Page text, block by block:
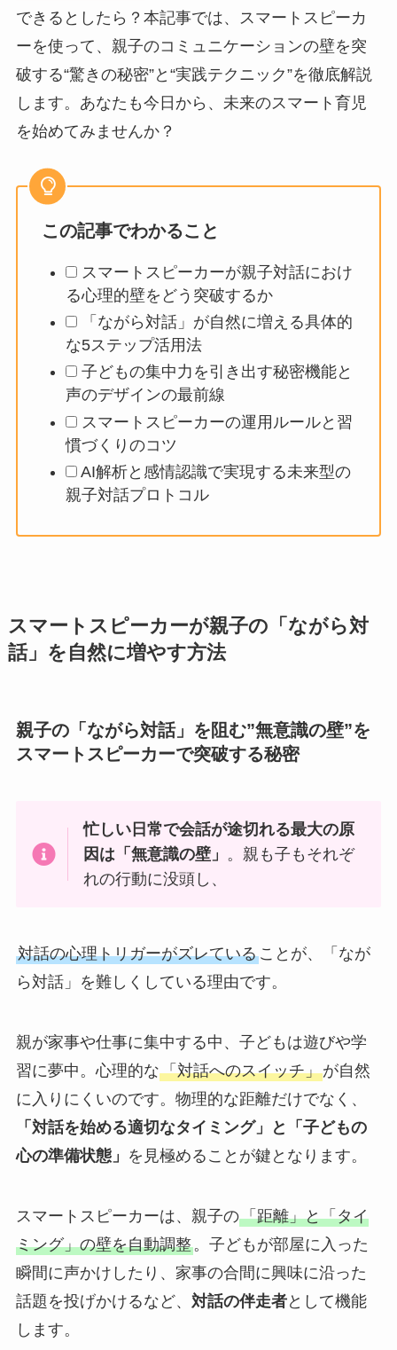
できるとしたら？本記事では、スマートスピーカ
ーを使って、親子のコミュニケーションの壁を突
破する“驚きの秘密”と“実践テクニック”を徹底解説
します。あなたも今日から、未来のスマート育児
を始めてみませんか？
この記事でわかること
スマートスピーカーが親子対話におけ
る心理的壁をどう突破するか
「ながら対話」が自然に増える具体的
な5ステップ活用法
子どもの集中力を引き出す秘密機能と
声のデザインの最前線
スマートスピーカーの運用ルールと習
慣づくりのコツ
AI解析と感情認識で実現する未来型の
親子対話プロトコル
スマートスピーカーが親子の「ながら対
話」を自然に増やす方法
親子の「ながら対話」を阻む”無意識の壁”を
スマートスピーカーで突破する秘密
忙しい日常で会話が途切れる最大の原
因は「無意識の壁」 。親も子もそれぞ
れの行動に没頭し、
対話の心理トリガーがズレていることが、「なが
ら対話」を難しくしている理由です。
親が家事や仕事に集中する中、子どもは遊びや学
習に夢中。心理的な「対話へのスイッチ」が自然
に入りにくいのです。物理的な距離だけでなく、
「対話を始める適切なタイミング」と「子どもの
心の準備状態」 を見極めることが鍵となります。
スマートスピーカーは、親子の「距離」と「タイ
ミング」の壁を自動調整。子どもが部屋に入った
瞬間に声かけしたり、家事の合間に興味に沿った
話題を投げかけるなど、 対話の伴走者として機能
します。